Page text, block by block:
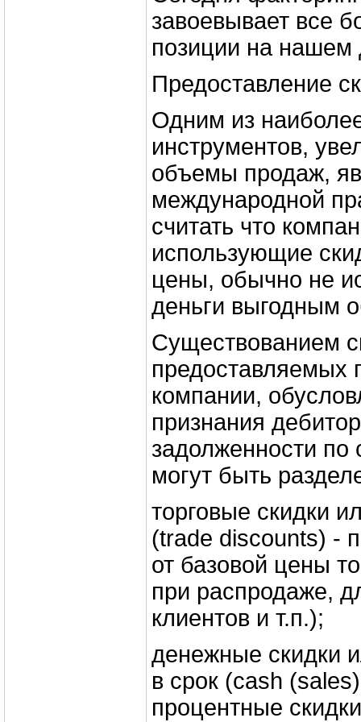
завоевывает все
позиции на
Предоставление
Одним из
инструментов,
объемы продаж,
международной
считать что
использующие
цены, обычно не
деньги выгодным
Существованием
предоставляемых
компании,
признания
задолженности по
могут быть
торговые скидки
(trade discounts) -
от базовой цены
при распродаже,
клиентов и т.п.);
денежные скидки
в срок (cash
процентные